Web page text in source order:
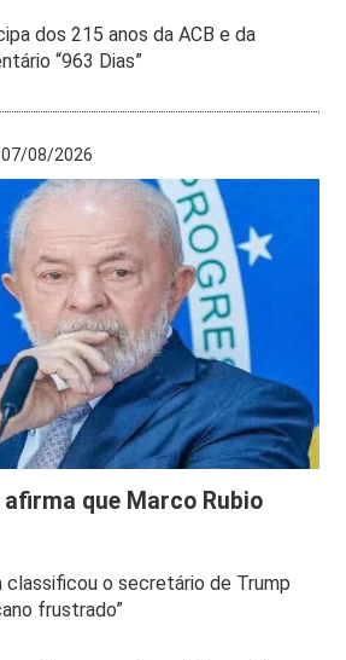
dos 215 anos da ACB e da
“963 Dias”
07/08/2026
que Marco Rubio
o secretário de Trump
frustrado”